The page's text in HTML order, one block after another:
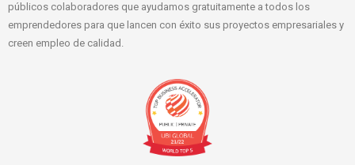
públicos colaboradores que ayudamos gratuitamente a todos los
emprendedores para que lancen con éxito sus proyectos empresariales y
creen empleo de calidad.